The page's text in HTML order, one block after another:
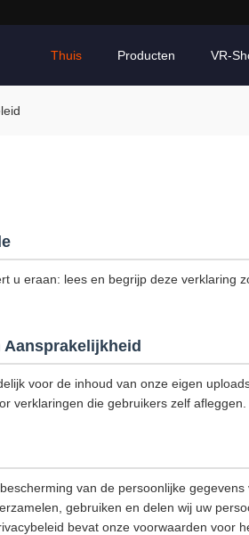
Thuis Producten VR-
u eraan: lees en begrijp deze verklaring
voor de inhoud van onze eigen
verklaringen die gebruikers zelf afleggen.
van de persoonlijke
gebruiken en delen wij uw
bevat onze voorwaarden voor